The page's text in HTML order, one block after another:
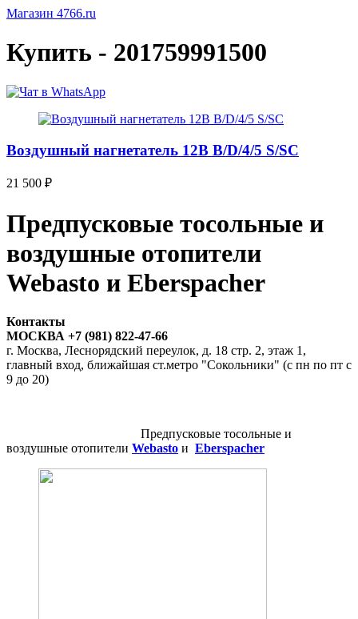
Магазин 4766.ru
Купить - 201759991500
Воздушный нагнетатель 12В B/D/4/5 S/SC
21 500 ₽
Предпусковые тосольные и
воздушные отопители
Webasto и Eberspacher
Контакты
МОСКВА +7 (981) 822-47-66
г. Москва, Леснорядский переулок, д. 18 стр. 2, этаж 1,
главный вход, ближайшая ст.метро "Сокольники" (с пн по пт с
9 до 20)
Предпусковые тосольные и
воздушные отопители Webasto и Eberspacher